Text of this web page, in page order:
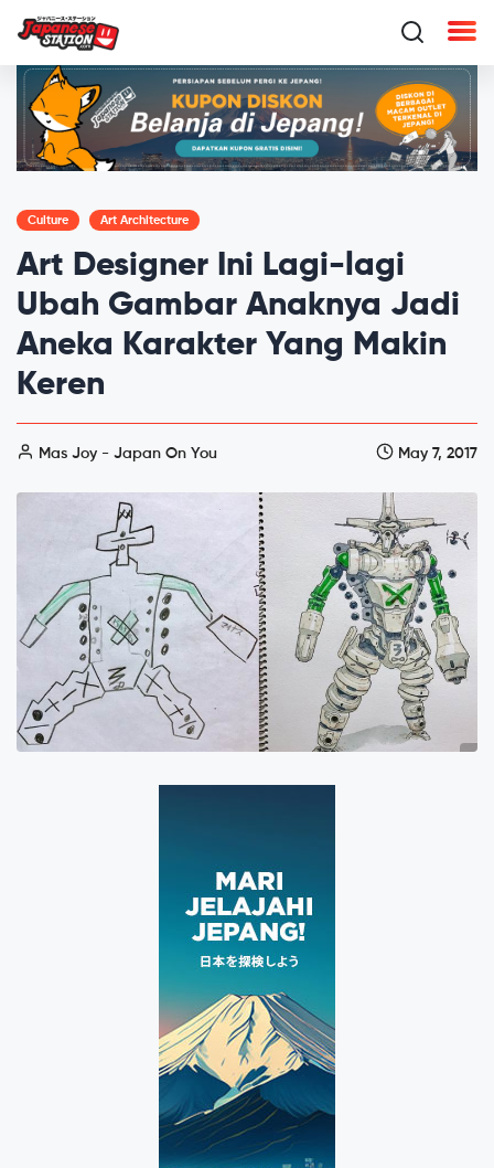
Culture Art Architecture
Art Designer Ini Lagi-lagi
Ubah Gambar Anaknya Jadi
Aneka Karakter Yang Makin
Keren
Mas Joy - Japan On You May 7, 2017